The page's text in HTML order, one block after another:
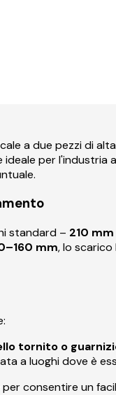
quadrato
a due pezzi di
ideale per
standard – 210
mm, lo
tornito o
a luoghi dove è
consentire un